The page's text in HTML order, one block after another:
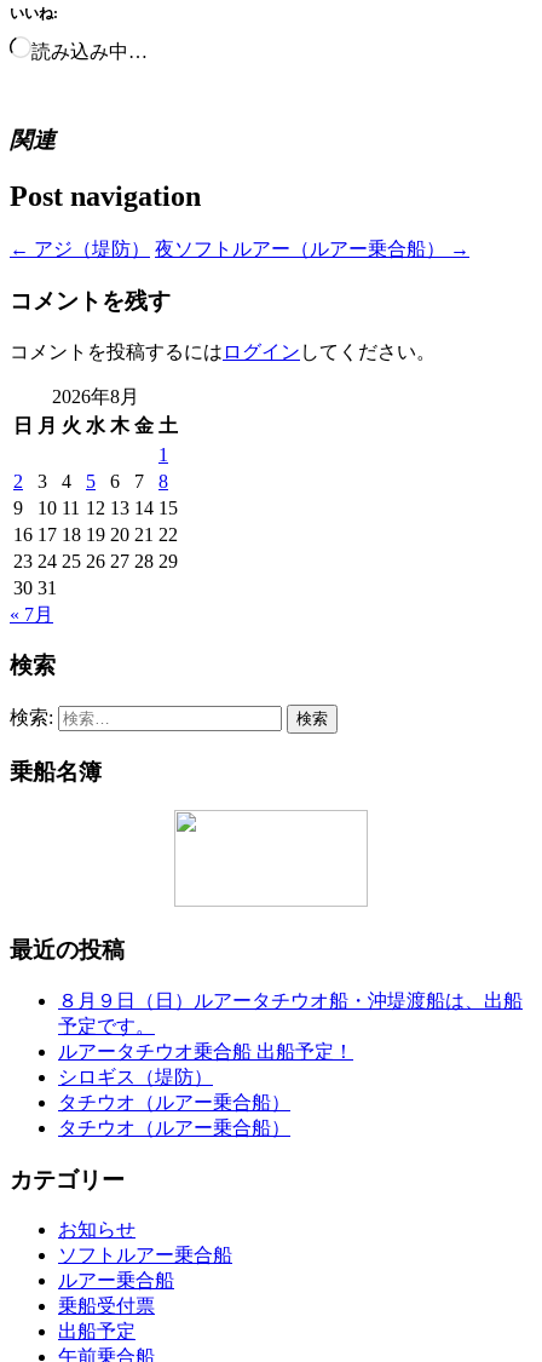
いいね:
読み込み中…
関連
Post navigation
← アジ（堤防） 夜ソフトルアー（ルアー乗合船） →
コメントを残す
コメントを投稿するには ログイン してください。
2026年8月
日
月 火 水 木 金 土
1
2
3 4 5 6 7
8
9
10 11 12 13 14 15
16 17 18 19 20 21 22
23 24 25 26 27 28 29
30 31
« 7月
検索
検索:
乗船名簿
最近の投稿
８月９日（日）ルアータチウオ船・沖堤渡船は、出船
予定です。
ルアータチウオ乗合船 出船予定！
シロギス（堤防）
タチウオ（ルアー乗合船）
タチウオ（ルアー乗合船）
カテゴリー
お知らせ
ソフトルアー乗合船
ルアー乗合船
乗船受付票
出船予定
午前乗合船